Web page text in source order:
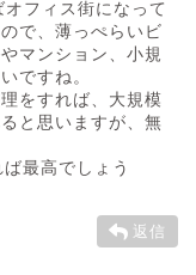
フィス街になって
で、薄っぺらいビ
マンション、小規
ですね。
をすれば、大規模
と思いますが、無
最高でしょう
返信